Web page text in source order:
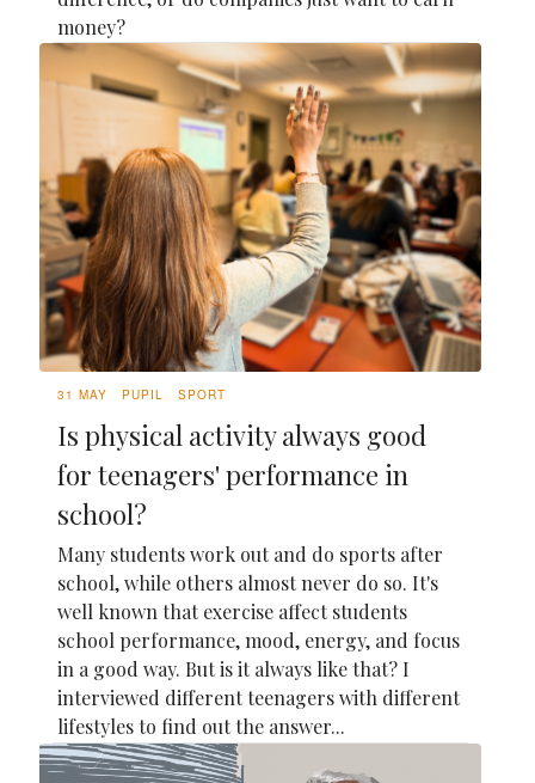
money?
31 MAY PUPIL SPORT
Is physical activity always good
for teenagers' performance in
school?
Many students work out and do sports after
school, while others almost never do so. It's
well known that exercise affect students
school performance, mood, energy, and focus
in a good way. But is it always like that? I
interviewed different teenagers with different
lifestyles to find out the answer...